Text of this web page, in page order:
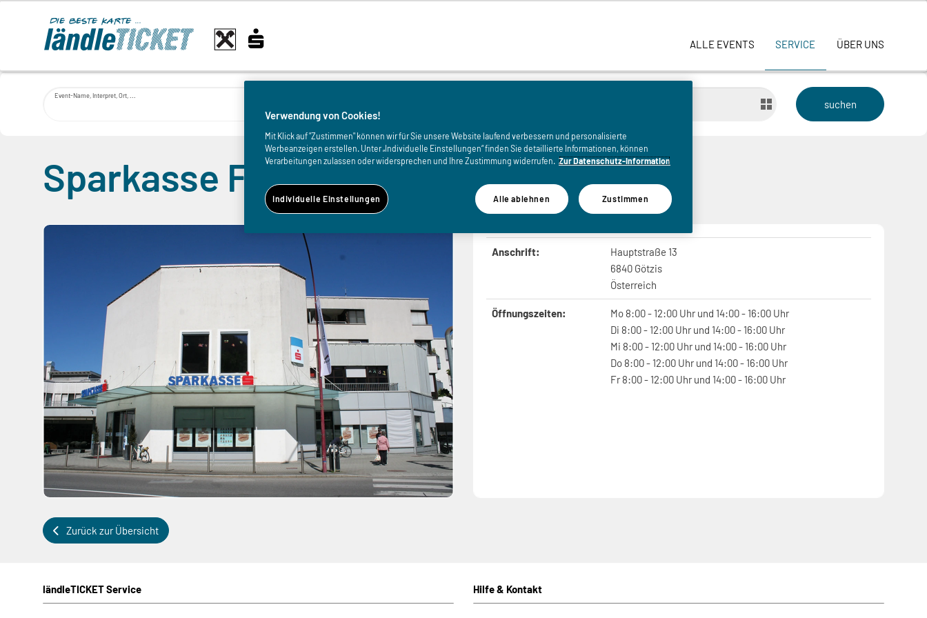
ALLE EVENTS SERVICE ÜBER UNS
Event-Name, Interpret, Ort, ...
Sparkasse Feldkirch
Anschrift:
Hauptstraße 13
6840 Götzis
Österreich
Öffnungszeiten:
Mo 8:00 - 12:00 Uhr und 14:00 - 16:00 Uhr
Di 8:00 - 12:00 Uhr und 14:00 - 16:00 Uhr
Mi 8:00 - 12:00 Uhr und 14:00 - 16:00 Uhr
Do 8:00 - 12:00 Uhr und 14:00 - 16:00 Uhr
Fr 8:00 - 12:00 Uhr und 14:00 - 16:00 Uhr
Zurück zur Übersicht
ländleTICKET Service Hilfe & Kontakt
Verwendung von Cookies!
Mit Klick auf "Zustimmen" können wir für Sie unsere Website laufend verbessern und personalisierte
Werbeanzeigen erstellen. Unter „Individuelle Einstellungen“ finden Sie detaillierte Informationen, können
Verarbeitungen zulassen oder widersprechen und Ihre Zustimmung widerrufen.
Zur Datenschutz-Information
Alle ablehnen Zustimmen
Individuelle Einstellungen